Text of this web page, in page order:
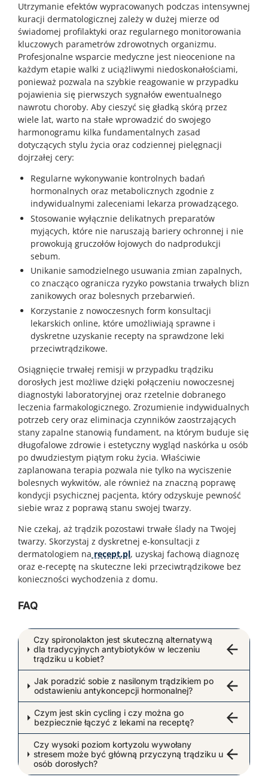
Utrzymanie efektów wypracowanych podczas intensywnej
kuracji dermatologicznej zależy w dużej mierze od
świadomej profilaktyki oraz regularnego monitorowania
kluczowych parametrów zdrowotnych organizmu.
Profesjonalne wsparcie medyczne jest nieocenione na
każdym etapie walki z uciążliwymi niedoskonałościami,
ponieważ pozwala na szybkie reagowanie w przypadku
pojawienia się pierwszych sygnałów ewentualnego
nawrotu choroby. Aby cieszyć się gładką skórą przez
wiele lat, warto na stałe wprowadzić do swojego
harmonogramu kilka fundamentalnych zasad
dotyczących stylu życia oraz codziennej pielęgnacji
dojrzałej cery:
Regularne wykonywanie kontrolnych badań
hormonalnych oraz metabolicznych zgodnie z
indywidualnymi zaleceniami lekarza prowadzącego.
Stosowanie wyłącznie delikatnych preparatów
myjących, które nie naruszają bariery ochronnej i nie
prowokują gruczołów łojowych do nadprodukcji
sebum.
Unikanie samodzielnego usuwania zmian zapalnych,
co znacząco ogranicza ryzyko powstania trwałych blizn
zanikowych oraz bolesnych przebarwień.
Korzystanie z nowoczesnych form konsultacji
lekarskich online, które umożliwiają sprawne i
dyskretne uzyskanie recepty na sprawdzone leki
przeciwtrądzikowe.
Osiągnięcie trwałej remisji w przypadku trądziku
dorosłych jest możliwe dzięki połączeniu nowoczesnej
diagnostyki laboratoryjnej oraz rzetelnie dobranego
leczenia farmakologicznego. Zrozumienie indywidualnych
potrzeb cery oraz eliminacja czynników zaostrzających
stany zapalne stanowią fundament, na którym buduje się
długofalowe zdrowie i estetyczny wygląd naskórka u osób
po dwudziestym piątym roku życia. Właściwie
zaplanowana terapia pozwala nie tylko na wyciszenie
bolesnych wykwitów, ale również na znaczną poprawę
kondycji psychicznej pacjenta, który odzyskuje pewność
siebie wraz z poprawą stanu swojej twarzy.
Nie czekaj, aż trądzik pozostawi trwałe ślady na Twojej
twarzy. Skorzystaj z dyskretnej e-konsultacji z
dermatologiem na recept.pl, uzyskaj fachową diagnozę
oraz e-receptę na skuteczne leki przeciwtrądzikowe bez
konieczności wychodzenia z domu.
FAQ
Czy spironolakton jest skuteczną alternatywą
dla tradycyjnych antybiotyków w leczeniu
trądziku u kobiet?
Jak poradzić sobie z nasilonym trądzikiem po
odstawieniu antykoncepcji hormonalnej?
Czym jest skin cycling i czy można go
bezpiecznie łączyć z lekami na receptę?
Czy wysoki poziom kortyzolu wywołany
stresem może być główną przyczyną trądziku u
osób dorosłych?